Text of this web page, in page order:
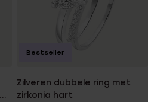
Zilveren dubbele ring met
zirkonia hart
Bestseller